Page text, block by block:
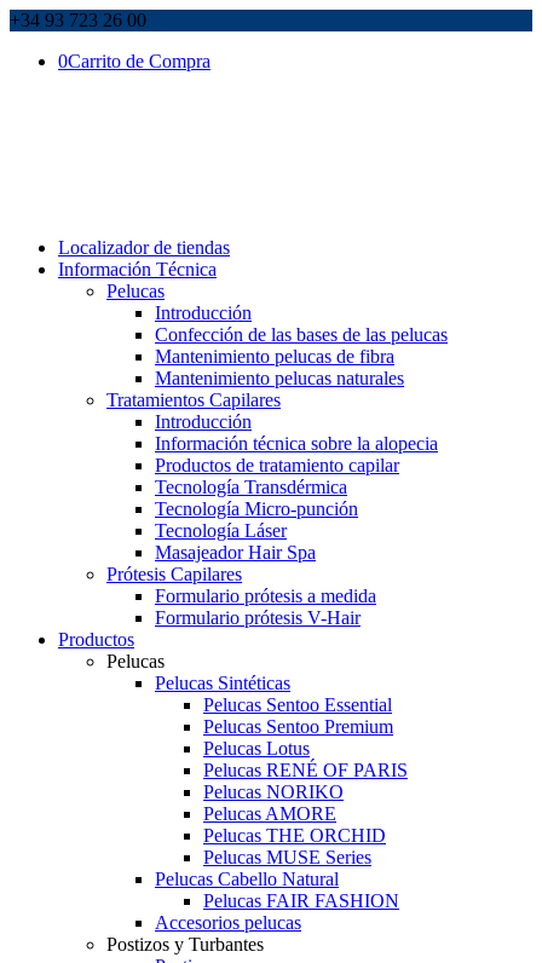
+34 93 723 26 00
0Carrito de Compra
Localizador de tiendas
Información Técnica
Pelucas
Introducción
Confección de las bases de las pelucas
Mantenimiento pelucas de fibra
Mantenimiento pelucas naturales
Tratamientos Capilares
Introducción
Información técnica sobre la alopecia
Productos de tratamiento capilar
Tecnología Transdérmica
Tecnología Micro-punción
Tecnología Láser
Masajeador Hair Spa
Prótesis Capilares
Formulario prótesis a medida
Formulario prótesis V-Hair
Productos
Pelucas
Pelucas Sintéticas
Pelucas Sentoo Essential
Pelucas Sentoo Premium
Pelucas Lotus
Pelucas RENÉ OF PARIS
Pelucas NORIKO
Pelucas AMORE
Pelucas THE ORCHID
Pelucas MUSE Series
Pelucas Cabello Natural
Pelucas FAIR FASHION
Accesorios pelucas
Postizos y Turbantes